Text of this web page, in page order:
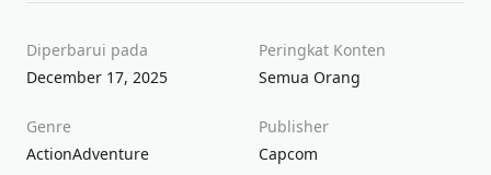
Diperbarui pada
December 17, 2025
Peringkat Konten
Semua Orang
Genre
ActionAdventure
Publisher
Capcom